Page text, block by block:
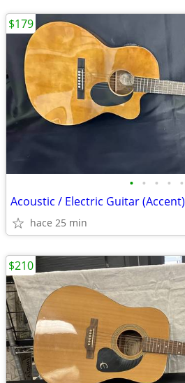
• • • • •
Acoustic / Electric Guitar (Accent)
hace 25 min
$179
$210